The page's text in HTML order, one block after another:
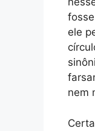
ele
nem